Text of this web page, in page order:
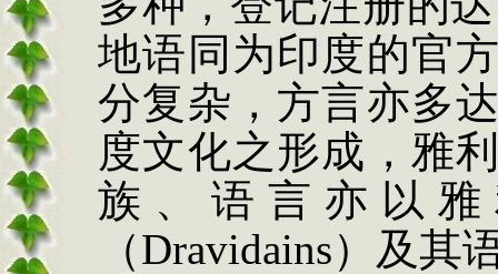
地语同为印度的官
分复杂，方言亦多
度文化之形成，雅
族、语言亦以
（Dravidains）及其